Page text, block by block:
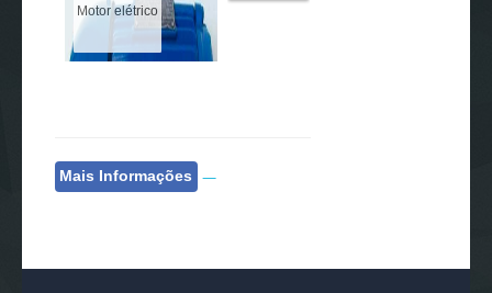
Motor elétrico
Mais Informações